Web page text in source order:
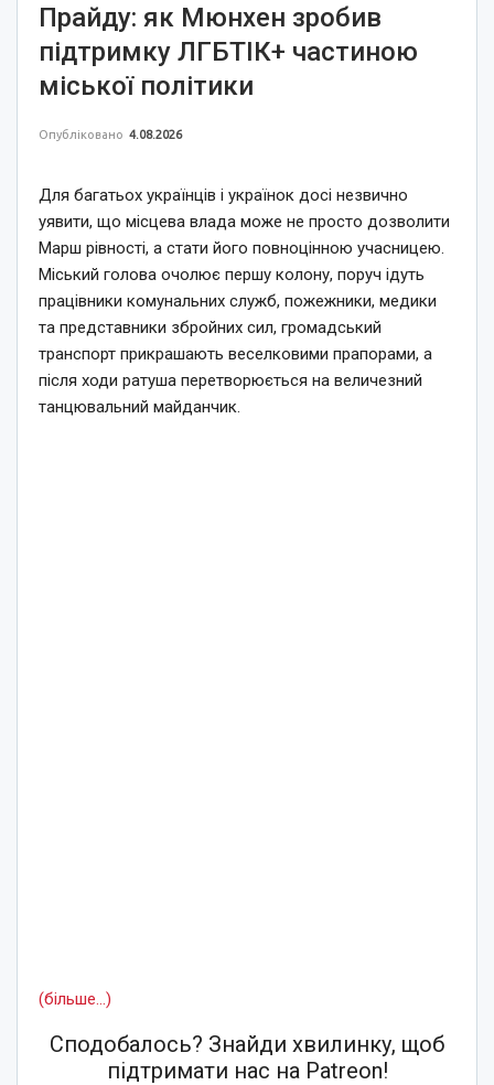
Прайду: як Мюнхен зробив
підтримку ЛГБТІК+ частиною
міської політики
Опубліковано 4.08.2026
Для багатьох українців і українок досі незвично
уявити, що місцева влада може не просто дозволити
Марш рівності, а стати його повноцінною учасницею.
Міський голова очолює першу колону, поруч ідуть
працівники комунальних служб, пожежники, медики
та представники збройних сил, громадський
транспорт прикрашають веселковими прапорами, а
після ходи ратуша перетворюється на величезний
танцювальний майданчик.
(більше…)
Сподобалось? Знайди хвилинку, щоб
підтримати нас на Patreon!